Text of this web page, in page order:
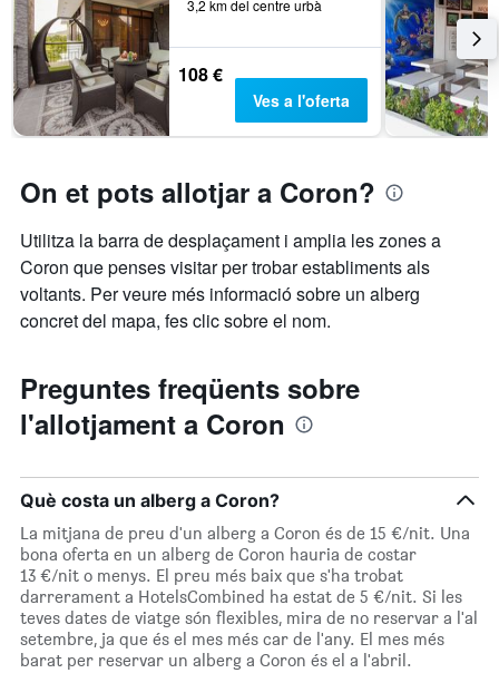
3,2 km del centre urbà
108 €
Ves a l'oferta
On et pots allotjar a Coron?
Utilitza la barra de desplaçament i amplia les zones a
Coron que penses visitar per trobar establiments als
voltants. Per veure més informació sobre un alberg
concret del mapa, fes clic sobre el nom.
Preguntes freqüents sobre
l'allotjament a Coron
Què costa un alberg a Coron?
La mitjana de preu d'un alberg a Coron és de 15 €/nit. Una
bona oferta en un alberg de Coron hauria de costar
13 €/nit o menys. El preu més baix que s'ha trobat
darrerament a HotelsCombined ha estat de 5 €/nit. Si les
teves dates de viatge són flexibles, mira de no reservar a l'al
setembre, ja que és el mes més car de l'any. El mes més
barat per reservar un alberg a Coron és el a l'abril.